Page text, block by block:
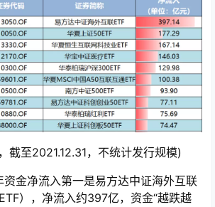
截至2021.12.31，不统计发行规模)
金净流入第一是易方达中证海外互联
），净流入约397亿，资金“越跌越